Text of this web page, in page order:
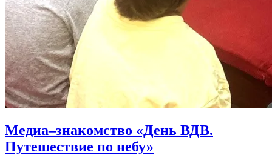
Медиа–знакомство «День ВДВ.
Путешествие по небу»